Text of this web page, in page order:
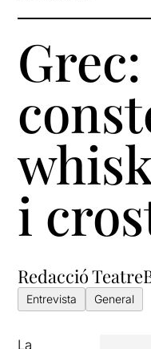
Grec:
i
Redacció
Entrevista General
La